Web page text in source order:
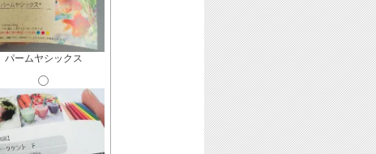
パームヤシックス